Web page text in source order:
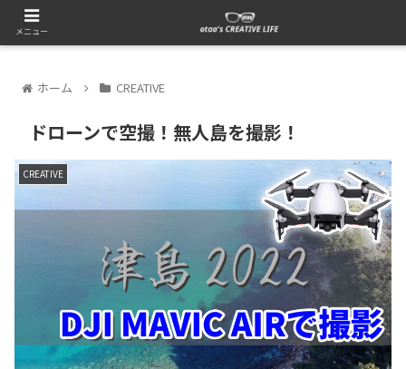
ホーム CREATIVE
ドローンで空撮！無人島を撮影！
CREATIVE
メニュー